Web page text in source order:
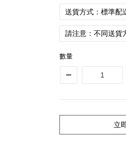
送貨方式：標準配
請注意：不同送貨
數量
立